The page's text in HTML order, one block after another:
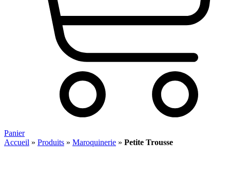
Panier
Accueil » Produits » Maroquinerie » Petite Trousse